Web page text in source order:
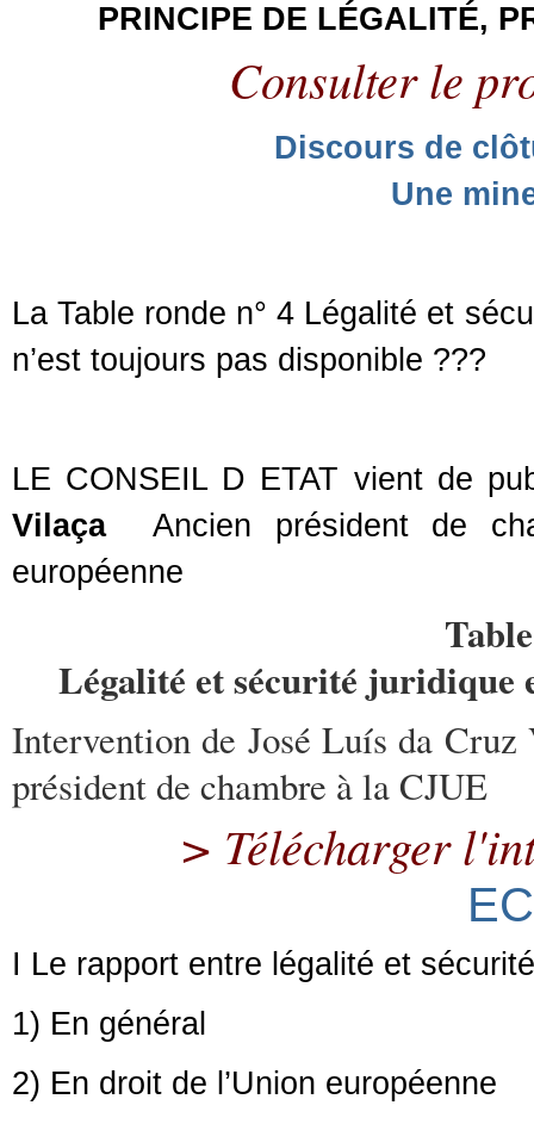
PRINCIPE DE LÉGALITÉ,
Consulter le
Discours de
Une
La Table ronde n° 4 Légalité et
n’est toujours pas disponible ???
LE CONSEIL D ETAT vient de
VilaçaAncien président de
européenne
Légalité et sécurité juridique
Intervention de José Luís da
président de chambre à la CJUE
> Télécharger
I Le rapport entre légalité et
1) En général
2) En droit de l’Union européenne